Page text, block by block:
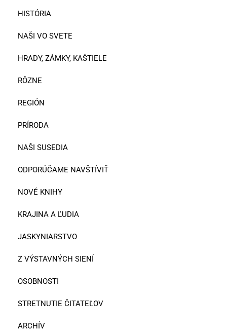
HISTÓRIA
NAŠI VO SVETE
HRADY, ZÁMKY, KAŠTIELE
RÔZNE
REGIÓN
PRÍRODA
NAŠI SUSEDIA
ODPORÚČAME NAVŠTÍVIŤ
NOVÉ KNIHY
KRAJINA A ĽUDIA
JASKYNIARSTVO
Z VÝSTAVNÝCH SIENÍ
OSOBNOSTI
STRETNUTIE ČITATEĽOV
ARCHÍV